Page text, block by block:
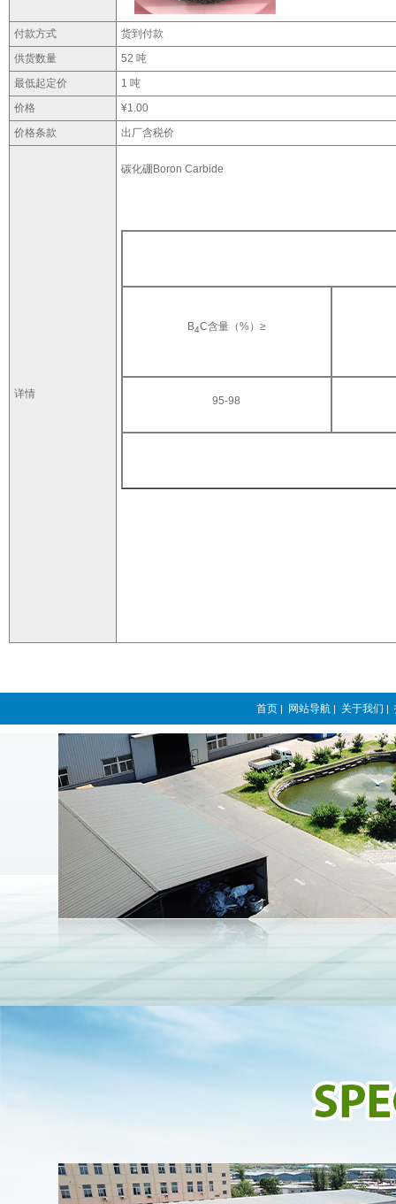
付款方式
货到付款
供货数量
52 吨
最低起定价
1 吨
价格
¥1.00
价格条款
出厂含税价
详情
碳化硼Boron Carbide
B4C含量（%）≥
95-98
首页 | 网站导航 | 关于我们 |